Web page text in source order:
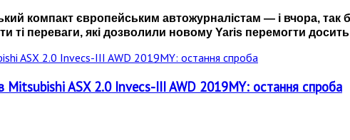
компакт європейським автожурналістам — і вчора, так
ті переваги, які дозволили новому Yaris перемогти
Mitsubishi ASX 2.0 Invecs-III AWD 2019MY: оcтання спроба